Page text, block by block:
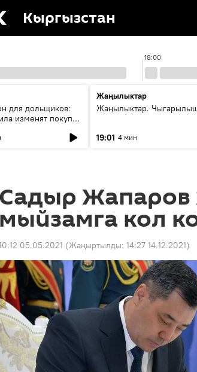
Кыргызстан
18:00
для дольщиков:
изменят покупку
Жаңылыктар
Жаңылыктар.
19:01 4 мин
Садыр
мыйзамга кол
05.05.2021 (Жаңыртылды: 14:27 14.12.2021)